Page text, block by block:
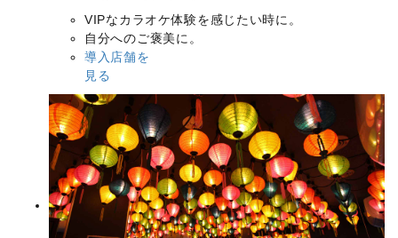
VIPなカラオケ体験を感じたい時に。
自分へのご褒美に。
導入店舗を
見る